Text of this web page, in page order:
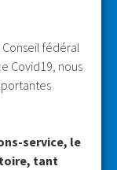
fédéral
Covid19, nous
service, le
tant